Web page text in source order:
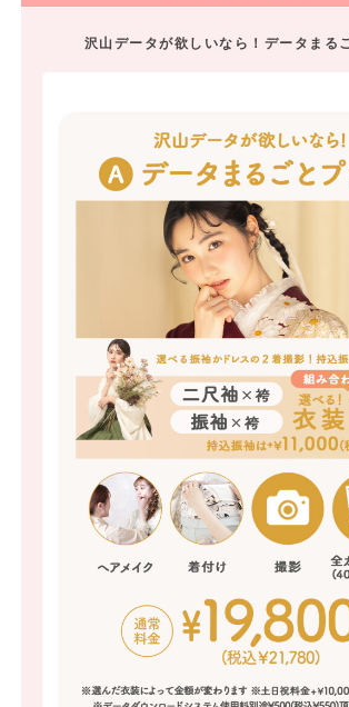
沢山データが欲しいなら！データまる